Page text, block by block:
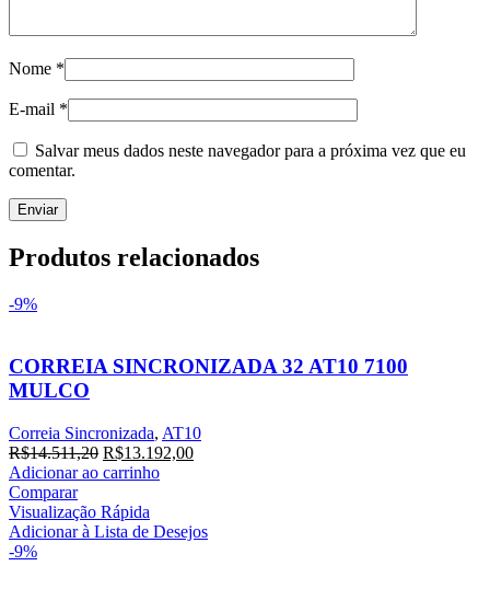
Nome *
E-mail *
Salvar meus dados neste navegador para a próxima vez que eu
comentar.
Produtos relacionados
-9%
CORREIA SINCRONIZADA 32 AT10 7100
MULCO
Correia Sincronizada, AT10
R$14.511,20 R$13.192,00
Adicionar ao carrinho
Comparar
Visualização Rápida
Adicionar à Lista de Desejos
-9%